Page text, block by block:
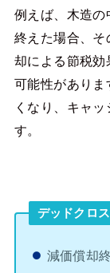
例えば、木造の
終えた場合、
却による節税効
可能性がありま
くなり、キャ
す。
デッドクロ
減価償却